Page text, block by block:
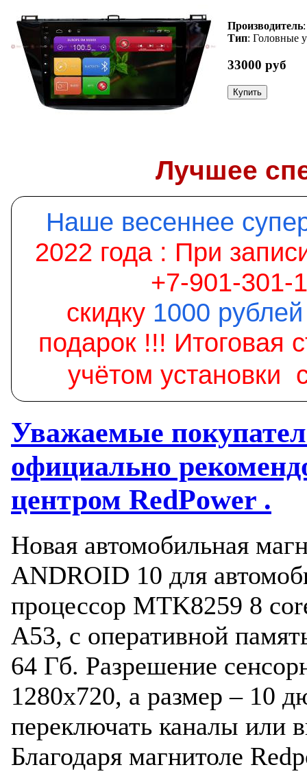
Производитель
Тип: Головные
33000 руб
Лучшее
Наше весеннее
2022 года : При
+7-901-301-
скидку 1000 рублей
подарок !!! Итоговая
учётом установки
Уважаемые
официально
центром RedPower .
Новая автомобильная
ANDROID 10 для
процессор MTK8259 8
A53, с оперативной
64 Гб. Разрешение
1280х720, а размер – 10
переключать каналы или
Благодаря магнитоле